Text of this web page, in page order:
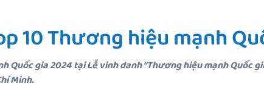
10 Thương hiệu mạnh
Quốc gia 2024 tại Lễ vinh danh “Thương hiệu mạnh Quốc
Minh.